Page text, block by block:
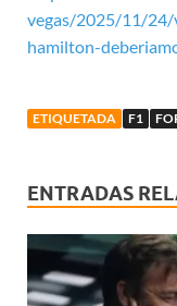
vegas/2025/11/24/
hamilton-
ETIQUETADA F1
ENTRADAS